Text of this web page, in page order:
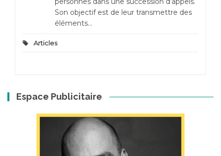
Son objectif est de leur transmettre des
éléments...
Articles
Espace Publicitaire